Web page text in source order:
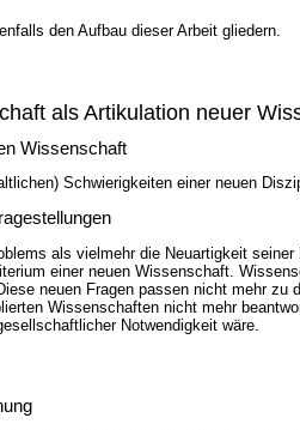
den Aufbau dieser Arbeit gliedern.
als Artikulation neuer
Wissenschaft
Schwierigkeiten einer neuen
als vielmehr die Neuartigkeit
einer neuen Wissenschaft.
neuen Fragen passen nicht mehr
Wissenschaften nicht mehr
Notwendigkeit wäre.